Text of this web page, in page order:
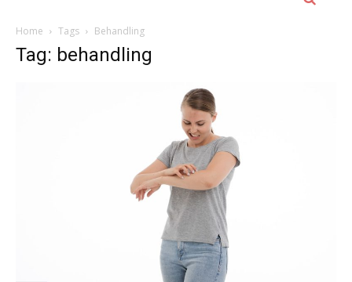
Home Tags Behandling
Tag: behandling